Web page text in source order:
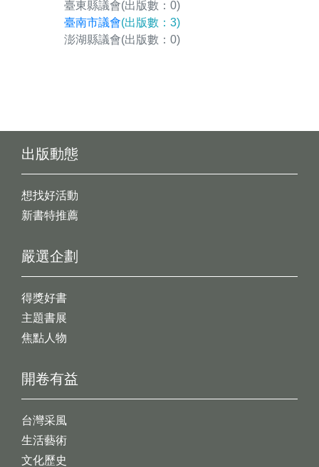
臺東縣議會(出版數：0)
臺南市議會(出版數：3)
澎湖縣議會(出版數：0)
出版動態
想找好活動
新書特推薦
開卷有益
台灣采風
生活藝術
文化歷史
嚴選企劃
得獎好書
主題書展
焦點人物